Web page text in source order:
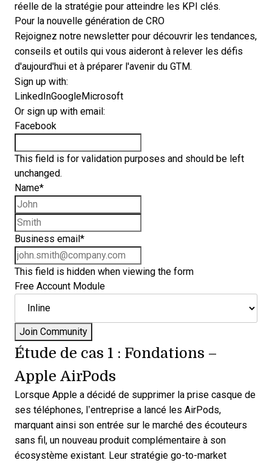
réelle de la stratégie pour atteindre les KPI clés.
Pour la nouvelle génération de CRO
Rejoignez notre newsletter pour découvrir les tendances,
conseils et outils qui vous aideront à relever les défis
d'aujourd'hui et à préparer l'avenir du GTM.
Sign up with:
LinkedInGoogleMicrosoft
Or sign up with email:
Facebook
This field is for validation purposes and should be left
unchanged.
Name*
Business email *
This field is hidden when viewing the form
Free Account Module
Étude de cas 1 : Fondations –
Apple AirPods
Lorsque Apple a décidé de supprimer la prise casque de
ses téléphones, l’entreprise a lancé les AirPods,
marquant ainsi son entrée sur le marché des écouteurs
sans fil, un nouveau produit complémentaire à son
écosystème existant. Leur stratégie go-to-market